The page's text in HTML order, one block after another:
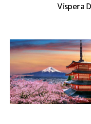
Víspera